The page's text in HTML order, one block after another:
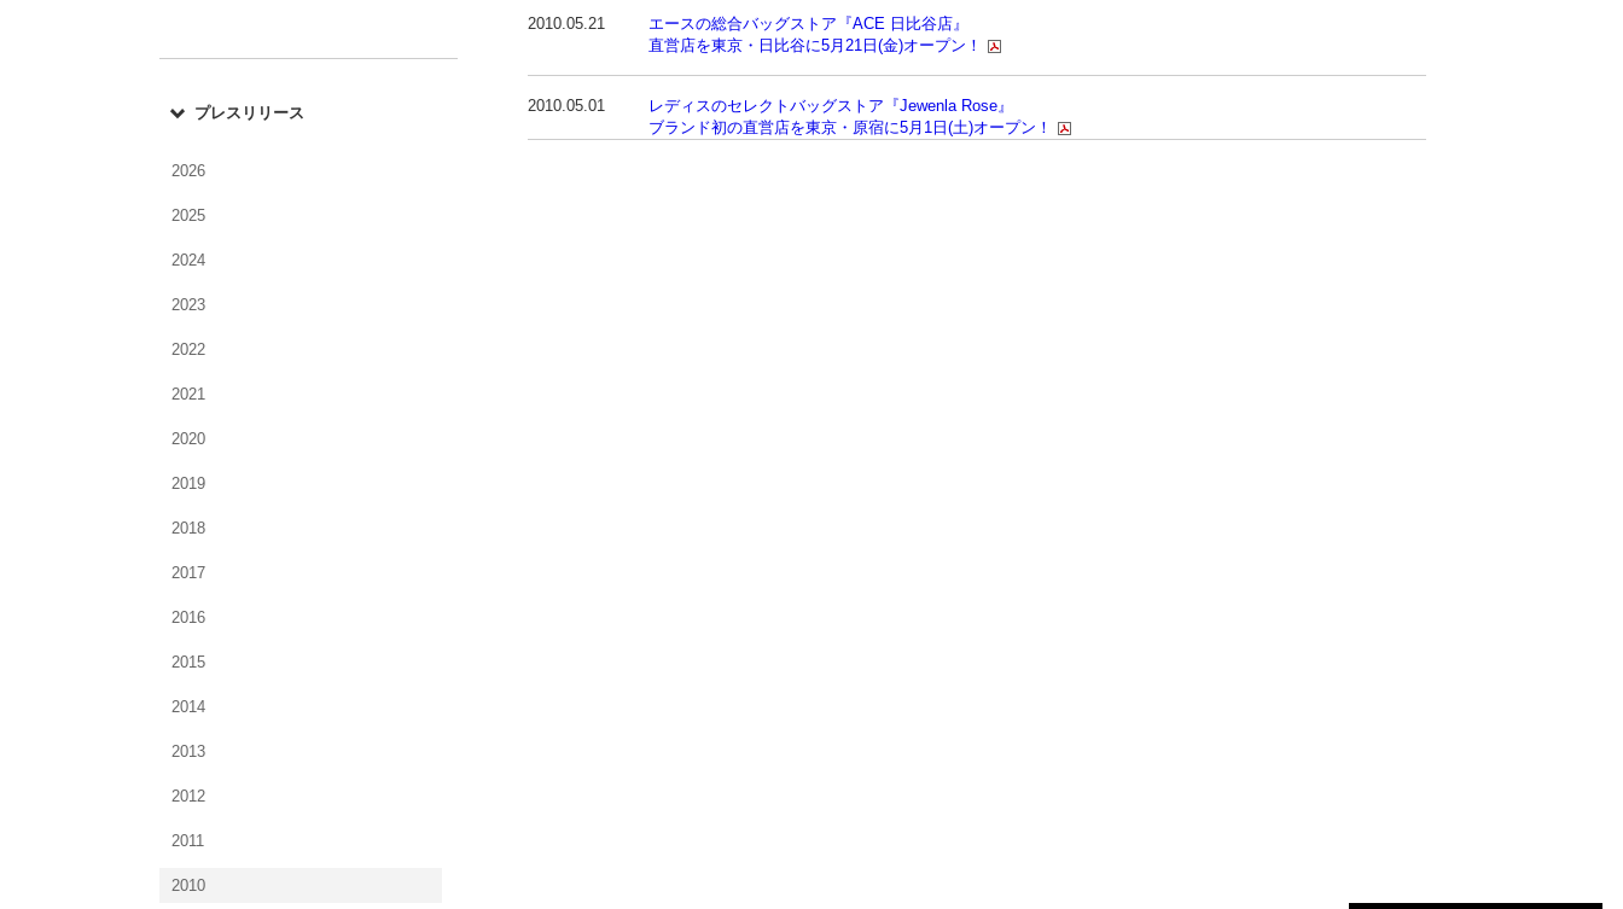
プレスリリース
2026
2025
2024
2023
2022
2021
2020
2019
2018
2017
2016
2015
2014
2013
2012
2011
2010
2010.05.21
エースの総合バッグストア『ACE 日比谷店』
直営店を東京・日比谷に5月21日(金)オープン！
2010.05.01
レディスのセレクトバッグストア『Jewenla Rose』
ブランド初の直営店を東京・原宿に5月1日(土)オープン！